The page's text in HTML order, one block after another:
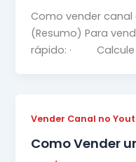
Como vender canal
(Resumo) Para
rápido: · Calcule
Vender Canal no
Como Vender